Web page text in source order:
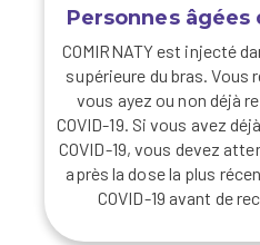
Personnes âgées
COMIRNATY est injecté
supérieure du bras. Vous
vous ayez ou non déjà
COVID-19. Si vous avez
COVID-19, vous devez
après la dose la plus
COVID-19 avant de